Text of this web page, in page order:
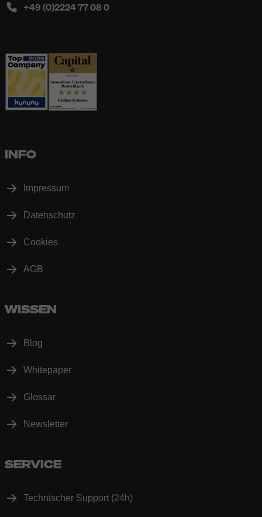
+49 (0)2224 77 08 0
INFO
Impressum
Datenschutz
Cookies
AGB
WISSEN
Blog
Whitepaper
Glossar
Newsletter
SERVICE
Technischer Support (24h)